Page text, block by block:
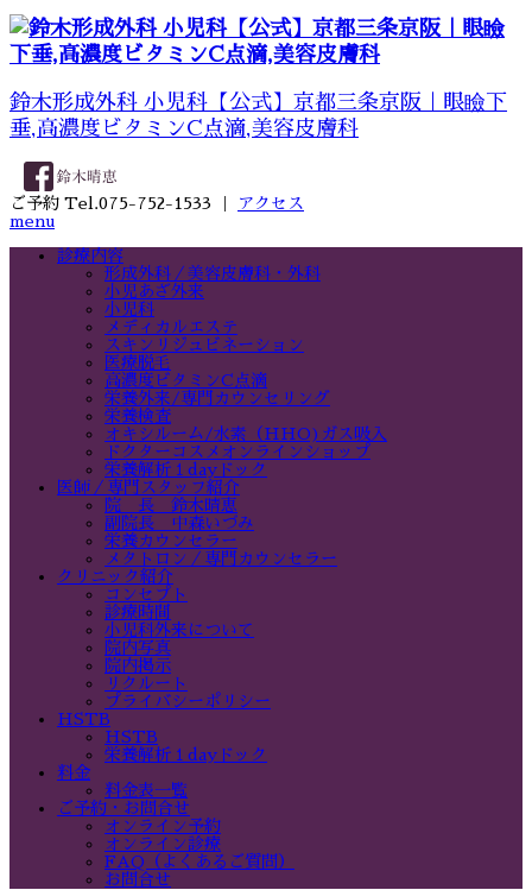
鈴木形成外科 小児科【公式】京都三条京阪｜眼瞼下
垂,高濃度ビタミンC点滴,美容皮膚科
ご予約 Tel.075-752-1533 ｜
アクセス
menu
診療内容
形成外科／美容皮膚科・外科
小児あざ外来
小児科
メディカルエステ
スキンリジュビネーション
医療脱毛
高濃度ビタミンC点滴
栄養外来/専門カウンセリング
栄養検査
オキシルーム/水素（HHO)ガス吸入
ドクターコスメオンラインショップ
栄養解析１dayドック
医師／専門スタッフ紹介
院 長 鈴木晴恵
副院長 中森いづみ
栄養カウンセラー
メタトロン／専門カウンセラー
クリニック紹介
コンセプト
診療時間
小児科外来について
院内写真
院内掲示
リクルート
プライバシーポリシー
HSTB
HSTB
栄養解析１dayドック
料金
料金表一覧
ご予約・お問合せ
オンライン予約
オンライン診療
FAQ（よくあるご質問）
お問合せ